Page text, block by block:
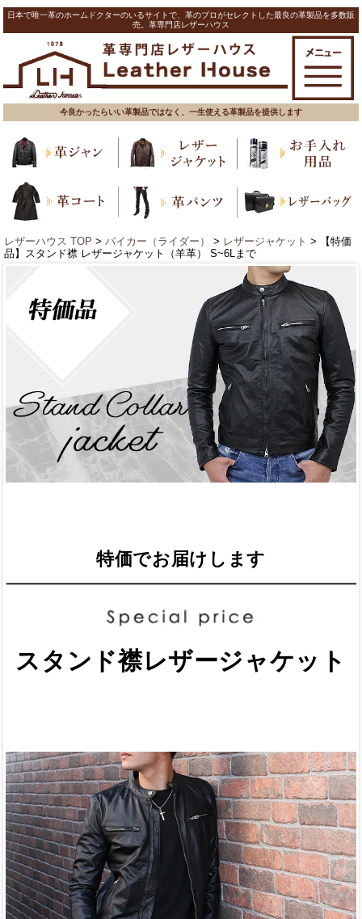
日本で唯一革のホームドクターのいるサイトで、革のプロがセレクトした最良の革製品を多数販
売。革専門店レザーハウス
今良かったらいい革製品ではなく、一生使える革製品を提供します
レザーハウス TOP > バイカー（ライダー） > レザージャケット > 【特価
品】スタンド襟 レザージャケット（羊革） S~6Lまで
特価でお届けします
スタンド襟レザージャケット